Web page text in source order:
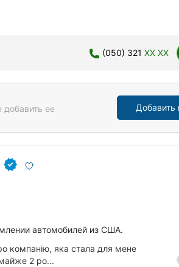
(050) 321 XX XX
ее
автомобилей из США.
компанію, яка стала для мене
2 ро...